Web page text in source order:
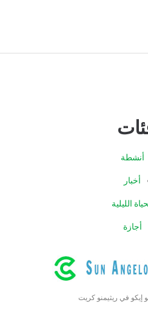
أنشطة
أخبار
الليلية
أجازة
إيكو في ريثيمنو كريت